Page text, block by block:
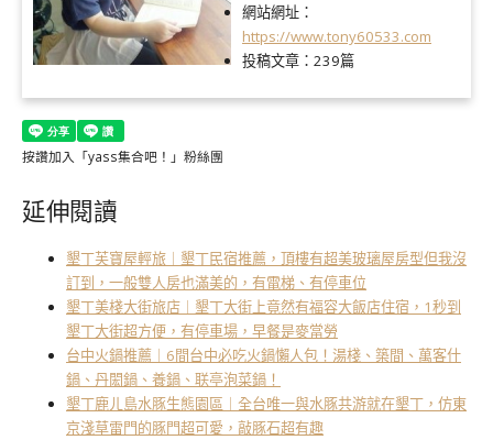
網站網址：
https://www.tony60533.com
投稿文章： 239篇
按讚加入「yass集合吧！」粉絲團
延伸閱讀
墾丁芙寶屋輕旅｜墾丁民宿推薦，頂樓有超美玻璃屋房型但我沒
訂到，一般雙人房也滿美的，有電梯、有停車位
墾丁美棧大街旅店｜墾丁大街上竟然有福容大飯店住宿，1秒到
墾丁大街超方便，有停車場，早餐是麥當勞
台中火鍋推薦｜6間台中必吃火鍋懶人包！湯棧、築間、萬客什
鍋、丹閎鍋、養鍋、联亭泡菜鍋！
墾丁鹿ㄦ島水豚生態園區｜全台唯一與水豚共游就在墾丁，仿東
京淺草雷門的豚門超可愛，敲豚石超有趣